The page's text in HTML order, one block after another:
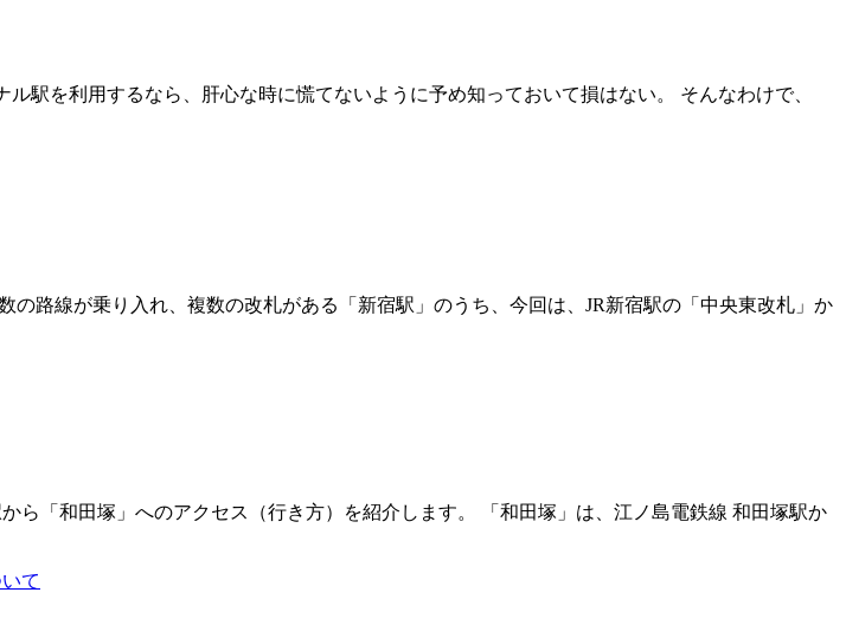
駅を利用するなら、肝心な時に慌てないように予め知っておいて損はない。 そんなわけで、
路線が乗り入れ、複数の改札がある「新宿駅」のうち、今回は、JR新宿駅の「中央東改札」か
ら「和田塚」へのアクセス（行き方）を紹介します。 「和田塚」は、江ノ島電鉄線 和田塚駅か